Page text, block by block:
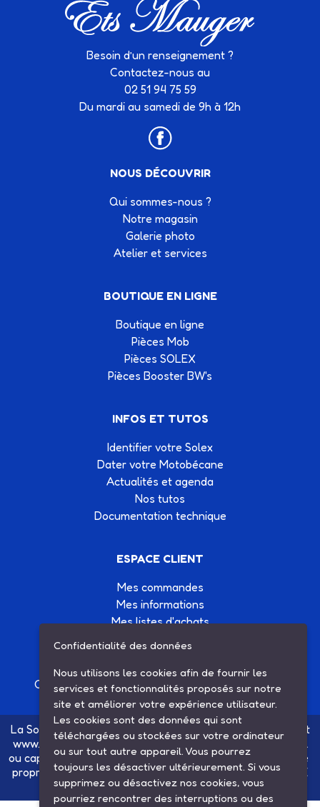
Besoin d’un renseignement ?
Contactez-nous au
02 51 94 75 59
Du mardi au samedi de 9h à 12h
NOUS DÉCOUVRIR
Qui sommes-nous ?
Notre magasin
Galerie photo
Atelier et services
BOUTIQUE EN LIGNE
Boutique en ligne
Pièces Mob
Pièces SOLEX
Pièces Booster BW's
INFOS ET TUTOS
Identifier votre Solex
Dater votre Motobécane
Actualités et agenda
Nos tutos
Documentation technique
ESPACE CLIENT
Mes commandes
Mes informations
Mes listes d'achats
Conditions générales de vente
Création site Internet Factor’IT|Mentions légales
La Société SARL ETS MAUGER, exploitante du site internet
www.ets-mauger.com, n'a aucun lien juridique, commercial
ou capitalistique avec la société SINBAR - Groupe Easybike
propriétaire des marques SOLEX, VELOSOLEX, SOLEXINE
et E-SOLEX.
Confidentialité des données
Nous utilisons les cookies afin de fournir les
services et fonctionnalités proposés sur notre
site et améliorer votre expérience utilisateur.
Les cookies sont des données qui sont
téléchargées ou stockées sur votre ordinateur
ou sur tout autre appareil. Vous pourrez
toujours les désactiver ultérieurement. Si vous
supprimez ou désactivez nos cookies, vous
pourriez rencontrer des interruptions ou des